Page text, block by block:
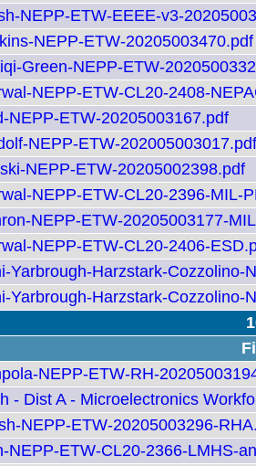
NEPP-ETW-EEEE-v3-
NEPP-ETW-20205003470.pdf
Green-NEPP-ETW-
NEPP-ETW-CL20-2408-
NEPP-ETW-20205003167.pdf
NEPP-ETW-202005003017.pdf
NEPP-ETW-20205002398.pdf
NEPP-ETW-CL20-2396-MIL-
NEPP-ETW-20205003177-
NEPP-ETW-CL20-2406-
Yarbrough-Harzstark-Cozzolino-
Yarbrough-Harzstark-Cozzolino-
NEPP-ETW-RH-
- Dist A - Microelectronics
NEPP-ETW-20205003296-
NEPP-ETW-CL20-2366-LMHS-